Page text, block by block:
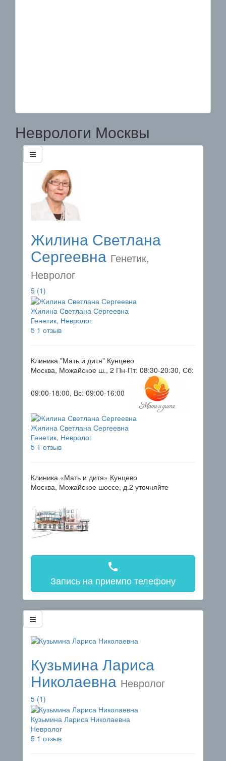
Неврологи Москвы
Жилина Светлана
Сергеевна Генетик,
Невролог
5 (1)
Жилина Светлана Сергеевна
Генетик, Невролог
5 1 отзыв
Клиника "Мать и дитя" Кунцево
Москва, Можайское ш., 2 Пн-Пт: 08:30-20:30, Сб:
09:00-18:00, Вс: 09:00-16:00
Жилина Светлана Сергеевна
Генетик, Невролог
5 1 отзыв
Клиника «Мать и дитя» Кунцево
Москва, Можайское шоссе, д.2 уточняйте
call
Запись на приемпо телефону
Кузьмина Лариса
Николаевна Невролог
5 (1)
Кузьмина Лариса Николаевна
Невролог
5 1 отзыв